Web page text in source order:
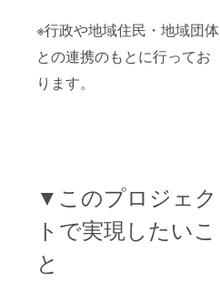
※行政や地域住民・地域団体
との連携のもとに行ってお
ります。
▼このプロジェク
トで実現したいこ
と